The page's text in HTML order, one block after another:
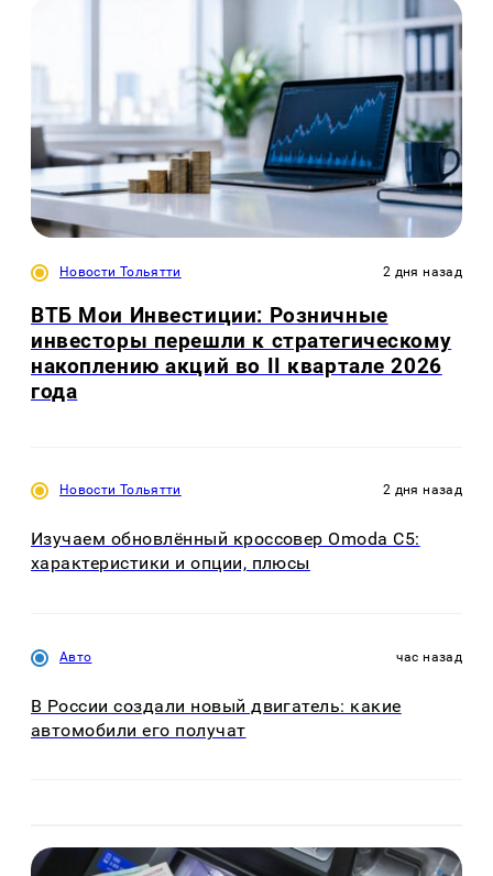
Новости Тольятти 2 дня назад
ВТБ Мои Инвестиции: Розничные
инвесторы перешли к стратегическому
накоплению акций во II квартале 2026
года
Новости Тольятти 2 дня назад
Изучаем обновлённый кроссовер Omoda C5:
характеристики и опции, плюсы
Авто час назад
В России создали новый двигатель: какие
автомобили его получат